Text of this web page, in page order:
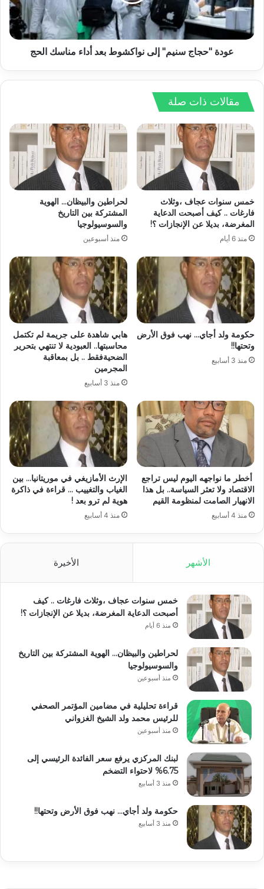
عودة "حجاج سنيم" إلى نواكشوط بعد أداء مناسك الحج
مقالات ذات صلة
خمس سنوات عجاف ،وثلاث
فارغات .. كيف أصبحت الدعاية
المغرضة، بديلا عن الإنجازات ؟!
منذ 6 أيام
لحراطين والبيظان… الهوية
المشتركة بين التاريخ
والسوسيولوجيا
منذ أسبوعين
حكومة ولد أجاي… نهب فوق الأرض
وتحتها!!
منذ 3 أسابيع
هابي شاهدة على جريمة لم تكتمل
محاسبتها.. العبودية لا تنتهي بتحرير
الضحيةفقط .. بل بمعاقبة
المجرمين
منذ 3 أسابيع
أخطر ما نواجهه اليوم ليس تراجع
الاقتصاد ولا تعثر السياسة.. بل هذا
الانهيار الصامت لمنظومة القيم
منذ 4 أسابيع
الإرث الأمازيغي في موريتانيا… بين
الغياب والتغييب … قراءة في ذاكرة
هوية لم ترو بعد !
منذ 4 أسابيع
الأشهر الأخيرة
خمس سنوات عجاف ،وثلاث فارغات .. كيف
أصبحت الدعاية المغرضة، بديلا عن الإنجازات ؟!
منذ 6 أيام
لحراطين والبيظان… الهوية المشتركة بين التاريخ
والسوسيولوجيا
منذ أسبوعين
قراءة تحليلية في مضامين المؤتمر الصحفي
للرئيس محمد ولد الشيخ الغزواني
منذ أسبوعين
لبنك المركزي يرفع سعر الفائدة الرئيسي إلى
6.75% لاحتواء التضخم
منذ 3 أسابيع
حكومة ولد أجاي… نهب فوق الأرض وتحتها!!
منذ 3 أسابيع